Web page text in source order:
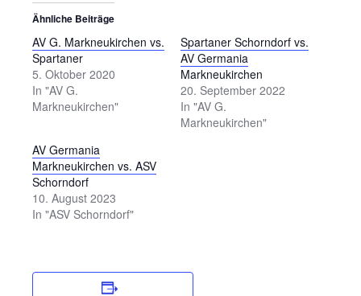
Ähnliche Beiträge
AV G. Markneukirchen vs.
Spartaner
5. Oktober 2020
In "AV G.
Markneukirchen"
Spartaner Schorndorf vs.
AV Germania
Markneukirchen
20. September 2022
In "AV G.
Markneukirchen"
AV Germania
Markneukirchen vs. ASV
Schorndorf
10. August 2023
In "ASV Schorndorf"